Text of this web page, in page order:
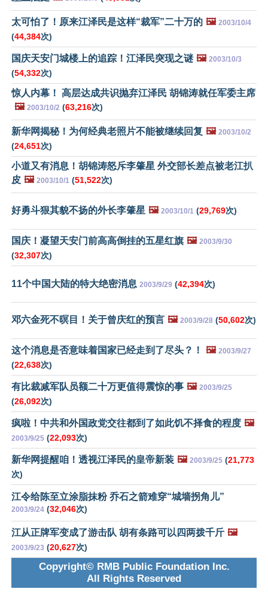
太可怕了！原来江泽民是这样“裁军”二十万的 🖼️ 2003/10/4
(44,384次)
国庆天安门城楼上的追踪！江泽民突现之谜 🖼️ 2003/10/3
(54,332次)
惊人内幕！ 高层达成共识抛弃江泽民 胡锦涛就任军委主席
🖼️ 2003/10/2 (63,216次)
新华网揭秘！为何经典老照片不能被继续回复 🖼️ 2003/10/2
(24,651次)
小道又有消息！胡锦涛怒斥李肇星 外交部长差点被老江扒
皮 🖼️ 2003/10/1 (51,522次)
好勇斗狠其貌不扬的外长李肇星 🖼️ 2003/10/1 (29,769次)
国庆！凝望天安门前高高倒挂的五星红旗 🖼️ 2003/9/30
(32,307次)
11个中国大陆的特大绝密消息 2003/9/29 (42,394次)
邓六金死不暝目！关于曾庆红的预言 🖼️ 2003/9/28 (50,602次)
这个消息是否意味着国家已经走到了尽头？！ 🖼️ 2003/9/27
(22,638次)
有比裁减军队员额二十万更值得震惊的事 🖼️ 2003/9/25
(26,092次)
疯啦！中共和外国政党交往都到了如此饥不择食的程度 🖼️
2003/9/25 (22,093次)
新华网提醒咱！透视江泽民的皇帝新装 🖼️ 2003/9/25 (21,773
次)
江令给陈至立涂脂抹粉 乔石之箭难穿“城墙拐角儿”
2003/9/24 (32,046次)
江从正牌军变成了游击队 胡有条路可以四两拨千斤 🖼️
2003/9/23 (20,627次)
Copyright© RMB Public Foundation Inc.
All Rights Reserved